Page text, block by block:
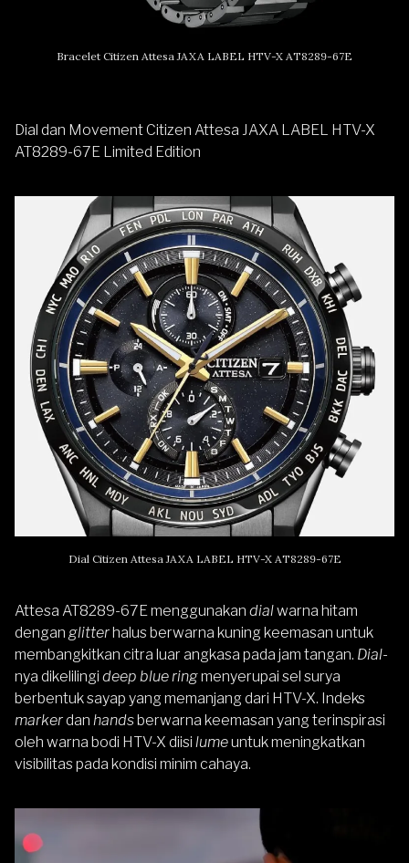
Bracelet Citizen Attesa JAXA LABEL HTV-X AT8289-67E
Dial dan Movement Citizen Attesa JAXA LABEL HTV-X
AT8289-67E Limited Edition
Dial Citizen Attesa JAXA LABEL HTV-X AT8289-67E
Attesa AT8289-67E menggunakan dialwarna hitam
dengan glitter halus berwarna kuning keemasan untuk
membangkitkan citra luar angkasa pada jam tangan. Dial-
nya dikelilingi deep blue ringmenyerupai sel surya
berbentuk sayap yang memanjang dari HTV-X. Indeks
markerdan hands berwarna keemasan yang terinspirasi
oleh warna bodi HTV-X diisi lumeuntuk meningkatkan
visibilitas pada kondisi minim cahaya.